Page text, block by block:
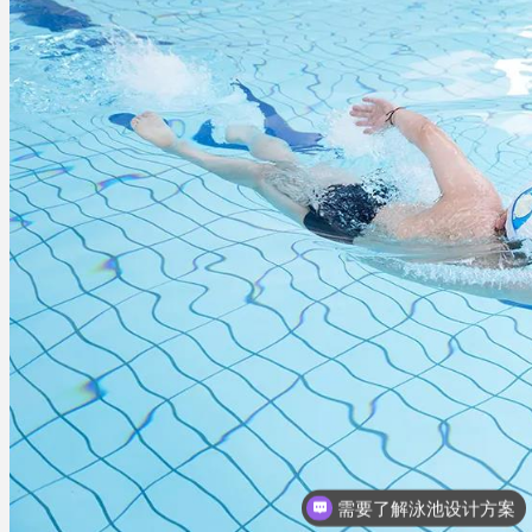
需要了解泳池设计方案